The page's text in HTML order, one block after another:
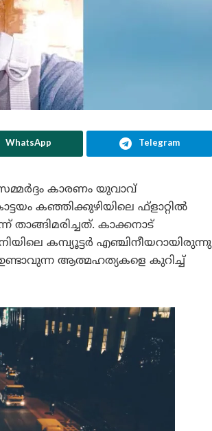
WhatsApp Telegram
കാരണം യുവാവ്
കഞ്ഞിക്കുഴിയിലെ ഫ്‌ളാറ്റിൽ
കാക്കനാട്
കമ്പ്യൂട്ടർ എഞ്ചിനീയറായിരുന്നു
ഉണ്ടാവുന്ന ആത്മഹത്യകളെ കുറിച്ച്